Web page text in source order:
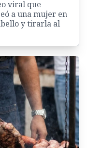
viral que
a una mujer en
y tirarla al